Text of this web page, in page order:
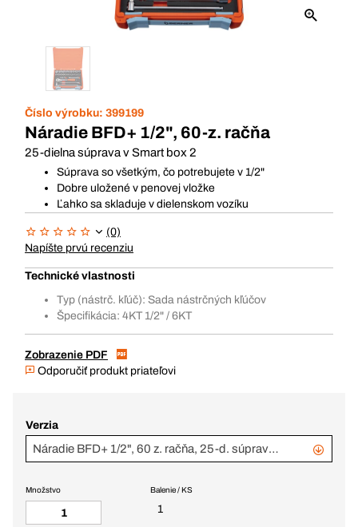
Číslo výrobku: 399199
Náradie BFD+ 1/2", 60-z. račňa
25-dielna súprava v Smart box 2
Súprava so všetkým, čo potrebujete v 1/2"
Dobre uložené v penovej vložke
Ľahko sa skladuje v dielenskom vozíku
(0)
Napíšte prvú recenziu
Technické vlastnosti
Typ (nástrč. kľúč): Sada nástrčných kľúčov
Špecifikácia: 4KT 1/2" / 6KT
Zobrazenie PDF
Odporučiť produkt priateľovi
Verzia
Náradie BFD+ 1/2", 60 z. račňa, 25-d. súprava, Smart box 2
Balenie / KS
1
Množstvo